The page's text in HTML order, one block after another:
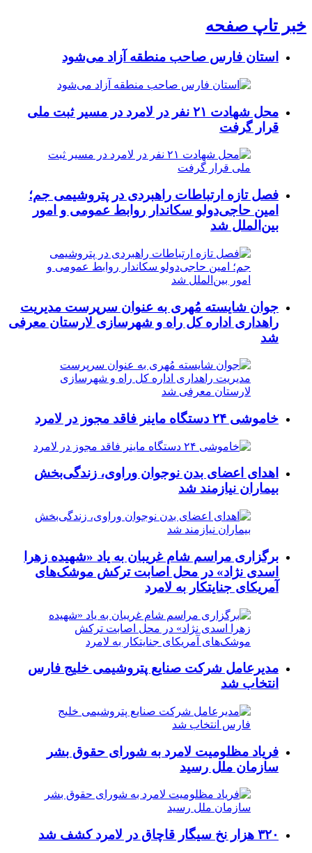
خبر تاپ صفحه
استان فارس صاحب منطقه آزاد می‌شود
محل شهادت ۲۱ نفر در لامرد در مسیر ثبت ملی
قرار گرفت
فصل تازه ارتباطات راهبردی در پتروشیمی جم؛
امین حاجی‌دولو سکاندار روابط عمومی و امور
بین‌الملل شد
جوان شایسته مُهری به عنوان سرپرست مدیریت
راهداری اداره کل راه و شهرسازی لارستان معرفی
شد
خاموشی ۲۴ دستگاه ماینر فاقد مجوز در لامرد
اهدای اعضای بدن نوجوان وراوی، زندگی‌بخش
بیماران نیازمند شد
برگزاری مراسم شام غریبان به یاد «شهیده زهرا
اسدی نژاد» در محل اصابت ترکش موشک‌های
آمریکای جنایتکار به لامرد
مدیرعامل شرکت صنایع پتروشیمی خلیج فارس
انتخاب شد
فریاد مظلومیت لامرد به شورای حقوق بشر
سازمان ملل رسید
۳۲۰ هزار نخ سیگار قاچاق در لامرد کشف شد